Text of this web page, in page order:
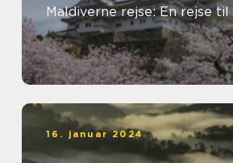
Maldiverne rejse: En rejse til
16. januar 2024